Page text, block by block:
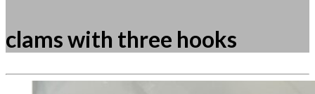
clams with three hooks